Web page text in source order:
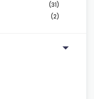
(31)
(2)